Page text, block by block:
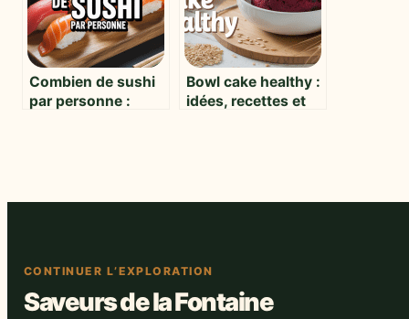
Combien de sushi
par personne :
Bowl cake healthy :
idées, recettes et
CONTINUER L’EXPLORATION
Saveurs de la Fontaine